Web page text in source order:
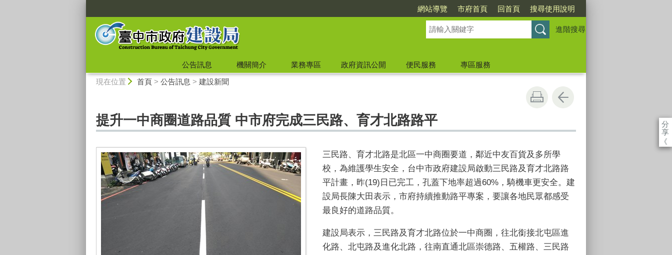
網站導覽 市府首頁 回首頁 搜尋使用說明
進階搜尋
公告訊息 機關簡介 業務專區 政府資訊公開 便民服務
專區服務
現在位置 首頁> 公告訊息 > 建設新聞
分
享
《
提升一中商圈道路品質 中市府完成三民路、育才北路路平
三民路、育才北路是北區一中商圈要道，鄰近中友百貨及多所學
校，為維護學生安全，台中市政府建設局啟動三民路及育才北路路
平計畫，昨(19)日已完工，孔蓋下地率超過60%，騎機車更安全。建
設局長陳大田表示，市府持續推動路平專案，要讓各地民眾都感受
最良好的道路品質。
建設局表示，三民路及育才北路位於一中商圈，往北銜接北屯區進
化路、北屯路及進化北路，往南直通北區崇德路、五權路、三民路